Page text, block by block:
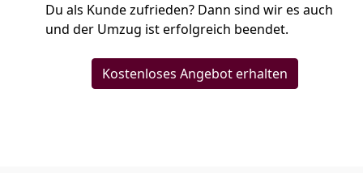
Du als Kunde zufrieden? Dann sind wir es auch
und der Umzug ist erfolgreich beendet.
Kostenloses Angebot erhalten